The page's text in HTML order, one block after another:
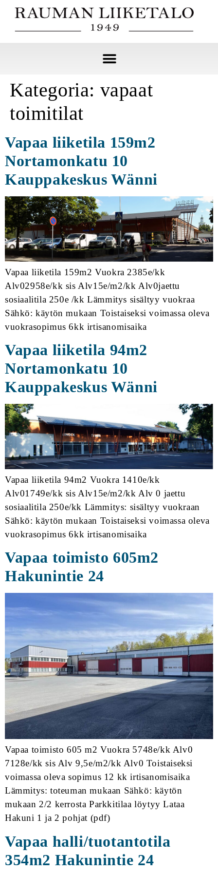
Kategoria: vapaat
toimitilat
Vapaa liiketila 159m2
Nortamonkatu 10
Kauppakeskus Wänni
Vapaa liiketila 159m2 Vuokra 2385e/kk
Alv02958e/kk sis Alv15e/m2/kk Alv0jaettu
sosiaalitila 250e /kk Lämmitys sisältyy vuokraa
Sähkö: käytön mukaan Toistaiseksi voimassa oleva
vuokrasopimus 6kk irtisanomisaika
Vapaa liiketila 94m2
Nortamonkatu 10
Kauppakeskus Wänni
Vapaa liiketila 94m2 Vuokra 1410e/kk
Alv01749e/kk sis Alv15e/m2/kk Alv 0 jaettu
sosiaalitila 250e/kk Lämmitys: sisältyy vuokraan
Sähkö: käytön mukaan Toistaiseksi voimassa oleva
vuokrasopimus 6kk irtisanomisaika
Vapaa toimisto 605m2
Hakunintie 24
Vapaa toimisto 605 m2 Vuokra 5748e/kk Alv0
7128e/kk sis Alv 9,5e/m2/kk Alv0 Toistaiseksi
voimassa oleva sopimus 12 kk irtisanomisaika
Lämmitys: toteuman mukaan Sähkö: käytön
mukaan 2/2 kerrosta Parkkitilaa löytyy Lataa
Hakuni 1 ja 2 pohjat (pdf)
Vapaa halli/tuotantotila
354m2 Hakunintie 24